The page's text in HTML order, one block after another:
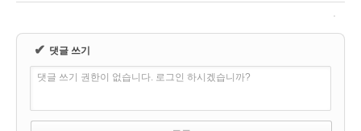
✔ 댓글 쓰기
댓글 쓰기 권한이 없습니다. 로그인 하시겠습니까?